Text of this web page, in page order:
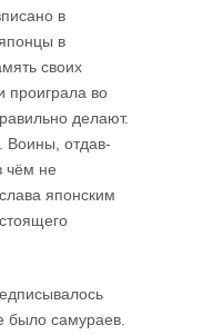
в
в
своих
проиграла во
делают.
Воины, отдав­
чём не
японским
было самураев.